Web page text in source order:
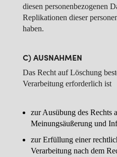
diesen personenbezogenen
Replikationen dieser
haben.
C) AUSNAHMEN
Das Recht auf Löschung
Verarbeitung erforderlich ist
zur Ausübung des Rechts
Meinungsäußerung und
zur Erfüllung einer
Verarbeitung nach dem